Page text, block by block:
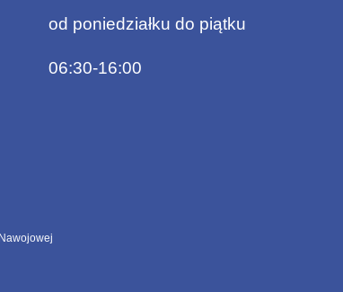
od poniedziałku do piątku
06:30-16:00